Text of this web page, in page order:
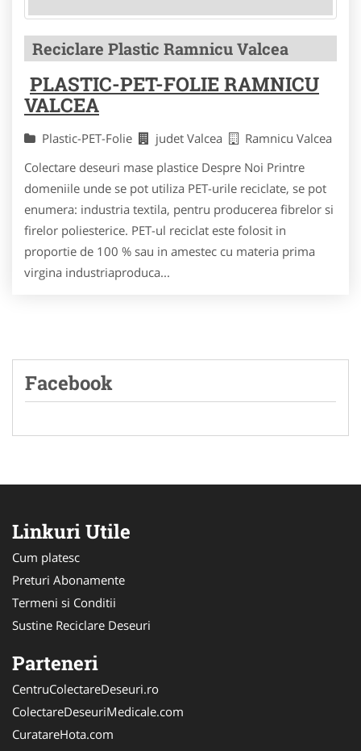
Reciclare Plastic Ramnicu Valcea
PLASTIC-PET-FOLIE RAMNICU
VALCEA
Plastic-PET-Folie judet Valcea
Ramnicu Valcea
Colectare deseuri mase plastice Despre Noi Printre
domeniile unde se pot utiliza PET-urile reciclate, se pot
enumera: industria textila, pentru producerea fibrelor si
firelor poliesterice. PET-ul reciclat este folosit in
proportie de 100 % sau in amestec cu materia prima
virgina industriaproduca...
Facebook
Linkuri Utile
Cum platesc
Preturi Abonamente
Termeni si Conditii
Sustine Reciclare Deseuri
Parteneri
CentruColectareDeseuri.ro
ColectareDeseuriMedicale.com
CuratareHota.com